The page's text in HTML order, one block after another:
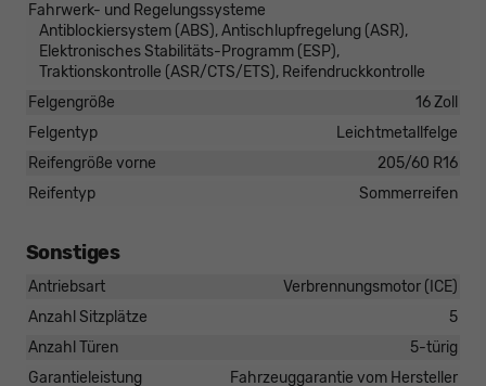
Fahrwerk- und Regelungssysteme
Antiblockiersystem (ABS), Antischlupfregelung (ASR),
Elektronisches Stabilitäts-Programm (ESP),
Traktionskontrolle (ASR/CTS/ETS), Reifendruckkontrolle
Felgengröße
16 Zoll
Felgentyp
Leichtmetallfelge
Reifengröße vorne
205/60 R16
Reifentyp
Sommerreifen
Sonstiges
Antriebsart
Verbrennungsmotor (ICE)
Anzahl Sitzplätze
5
Anzahl Türen
5-türig
Garantieleistung
Fahrzeuggarantie vom Hersteller